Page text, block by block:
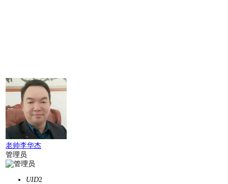
老帅李华杰
管理员
UID2